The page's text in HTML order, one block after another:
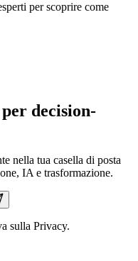
per scoprire come
decision-
nella tua casella di posta
IA e trasformazione.
sulla Privacy.